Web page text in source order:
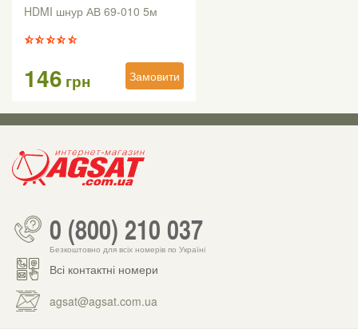
HDMI шнур АВ 69-010 5м
146 грн Замовити
0 (800) 210 037
Безкоштовно для всіх номерів по Україні
Всі контактні номери
agsat@agsat.com.ua